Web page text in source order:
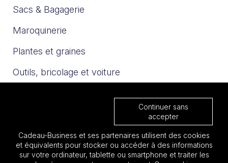
Sacs & Bagagerie
Maroquinerie
Plantes et graines
Outils, bricolage et voiture
Nos catalogues
Continuer sans
accepter
Cadeau-Business et ses partenaires utilisent des cookies
et équivalents pour stocker ou accéder à des informations
sur votre ordinateur, tablette ou smartphone et traiter les